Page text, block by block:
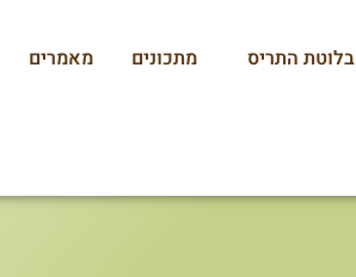
בלוטת התריס מתכונים
מאמרים